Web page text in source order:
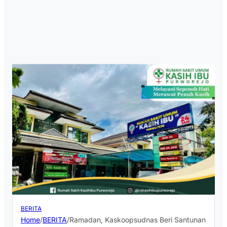
BERITA
Home/BERITA/Ramadan, Kaskoopsudnas Beri Santunan